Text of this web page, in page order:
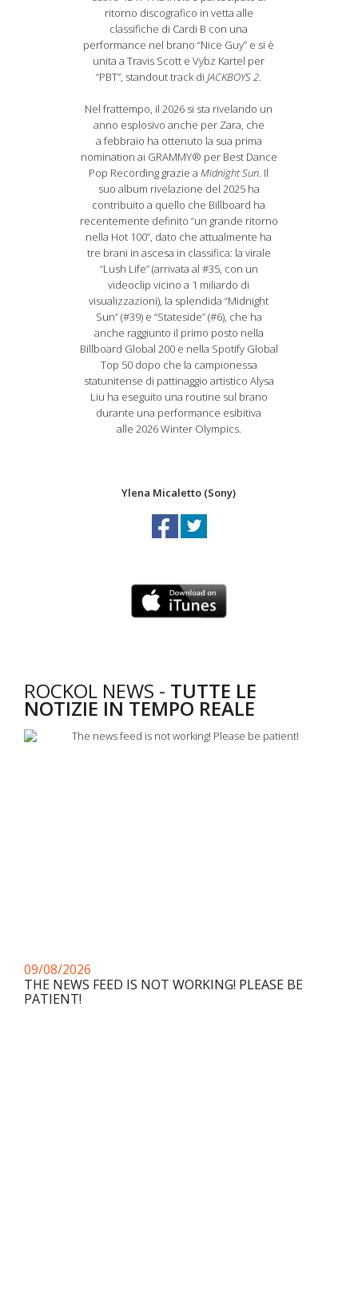
ritorno discografico in vetta alle
classifiche di Cardi B con una
performance nel brano “Nice Guy” e si è
unita a Travis Scott e Vybz Kartel per
“PBT”, standout track diJACKBOYS 2.
Nel frattempo, il 2026 si sta rivelando un
anno esplosivo anche per Zara, che
a febbraio ha ottenuto la sua prima
nomination ai GRAMMY® per Best Dance
Pop Recording grazie aMidnight Sun. Il
suo album rivelazione del 2025 ha
contribuito a quello che Billboard ha
recentemente definito “un grande ritorno
nella Hot 100”, dato che attualmente ha
tre brani in ascesa in classifica: la virale
“Lush Life” (arrivata al #35, con un
videoclip vicino a 1 miliardo di
visualizzazioni), la splendida “Midnight
Sun” (#39) e “Stateside” (#6), che ha
anche raggiunto il primo posto nella
Billboard Global 200 e nella Spotify Global
Top 50 dopo che la campionessa
statunitense di pattinaggio artistico Alysa
Liu ha eseguito una routine sul brano
durante una performance esibitiva
alle 2026 Winter Olympics.
Ylena Micaletto (Sony)
ROCKOL NEWS - TUTTE LE
NOTIZIE IN TEMPO REALE
09/08/2026
THE NEWS FEED IS NOT WORKING! PLEASE BE
PATIENT!